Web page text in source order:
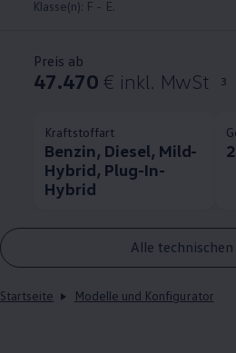
Klasse(n): F - E.
Preis ab
47.470 € inkl. MwSt 3
Kraftstoffart
Benzin, Diesel, Mild-
Hybrid, Plug-In-
Hybrid
Alle
Startseite Modelle und Konfigurator